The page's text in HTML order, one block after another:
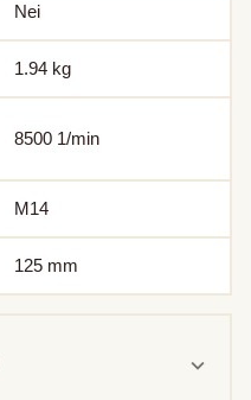
Nei
1.94 kg
8500 1/min
M14
125 mm